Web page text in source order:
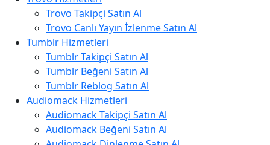
Trovo Takipçi Satın Al
Trovo Canlı Yayın İzlenme Satın Al
Tumblr Hizmetleri
Tumblr Takipçi Satın Al
Tumblr Beğeni Satın Al
Tumblr Reblog Satın Al
Audiomack Hizmetleri
Audiomack Takipçi Satın Al
Audiomack Beğeni Satın Al